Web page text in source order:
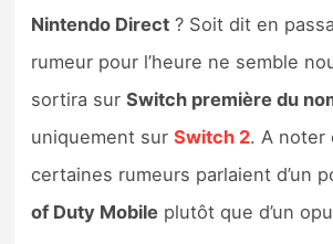
Nintendo Direct ? Soit dit en
rumeur pour l’heure ne semble
sortira surSwitch première du
uniquement surSwitch 2. A noter
certaines rumeurs parlaient d’un
of Duty Mobile plutôt que d’un